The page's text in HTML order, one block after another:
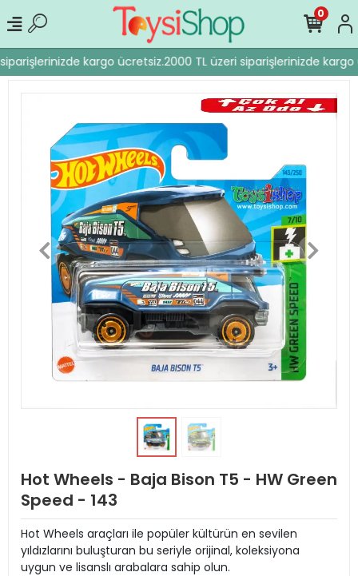
kargo ücretsiz.2000 TL üzeri siparişlerinizde kargo
0
Hot Wheels - Baja Bison T5 - HW Green
Speed - 143
Hot Wheels araçları ile popüler kültürün en sevilen
yıldızlarını buluşturan bu seriyle orijinal, koleksiyona
uygun ve lisanslı arabalara sahip olun.